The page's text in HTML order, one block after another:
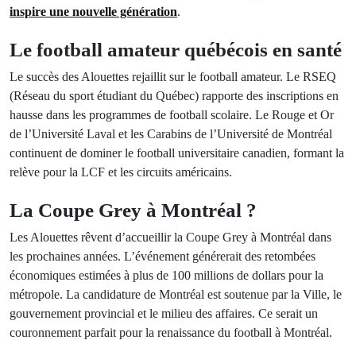
inspire une nouvelle génération.
Le football amateur québécois en santé
Le succès des Alouettes rejaillit sur le football amateur. Le RSEQ
(Réseau du sport étudiant du Québec) rapporte des inscriptions en
hausse dans les programmes de football scolaire. Le Rouge et Or
de l’Université Laval et les Carabins de l’Université de Montréal
continuent de dominer le football universitaire canadien, formant la
relève pour la LCF et les circuits américains.
La Coupe Grey à Montréal ?
Les Alouettes rêvent d’accueillir la Coupe Grey à Montréal dans
les prochaines années. L’événement générerait des retombées
économiques estimées à plus de 100 millions de dollars pour la
métropole. La candidature de Montréal est soutenue par la Ville, le
gouvernement provincial et le milieu des affaires. Ce serait un
couronnement parfait pour la renaissance du football à Montréal.